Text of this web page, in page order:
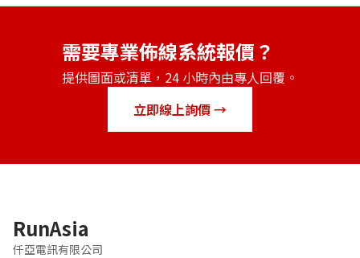
需要專業佈線系統報價？
提供圖面或清單，24 小時內由專人回覆。
立即線上詢價 →
RunAsia
仟亞電訊有限公司